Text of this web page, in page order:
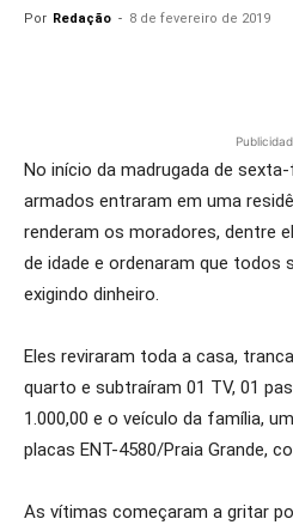
Por Redação - 8 de fevereiro de 2019
No início da madrugada de
armados entraram em uma
renderam os moradores, dentre
de idade e ordenaram que todos
exigindo dinheiro.
Eles reviraram toda a casa,
quarto e subtraíram 01 TV, 01
1.000,00 e o veículo da família,
placas ENT-4580/Praia Grande,
As vítimas começaram a gritar